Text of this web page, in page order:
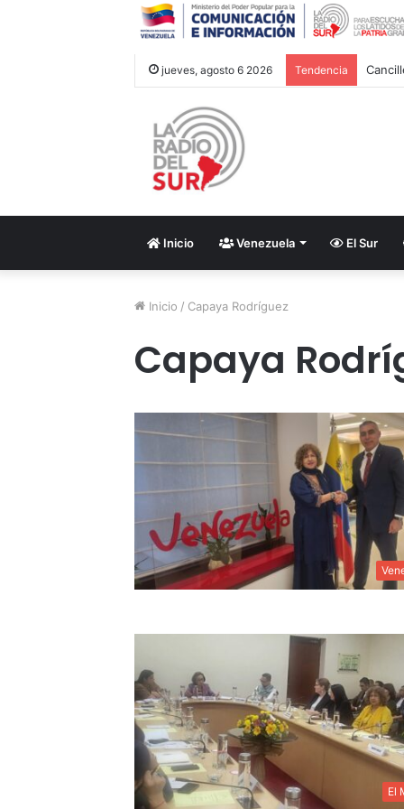
jueves, agosto 6 2026 Tendencia
Inicio Venezuela El Sur
Inicio / Capaya Rodríguez
Capaya
El